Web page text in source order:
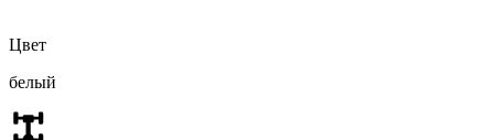
Цвет
белый